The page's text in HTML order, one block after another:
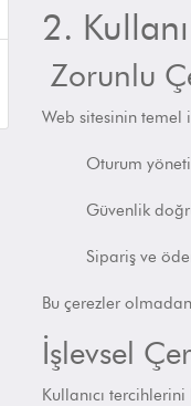
2.
Zorunlu
Web sitesinin temel
Oturum
Güvenlik
Sipariş ve
Bu çerezler
İşlevsel
Kullanıcı